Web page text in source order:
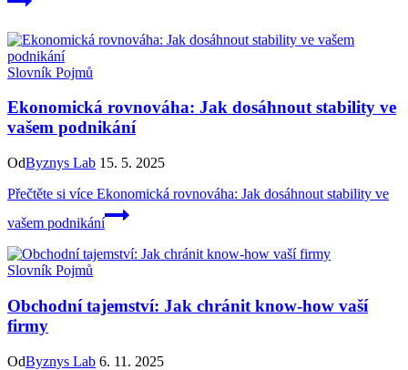
Slovník Pojmů
Ekonomická rovnováha: Jak dosáhnout stability ve
vašem podnikání
OdByznys Lab 15. 5. 2025
Přečtěte si více Ekonomická rovnováha: Jak dosáhnout stability ve
vašem podnikání
Slovník Pojmů
Obchodní tajemství: Jak chránit know-how vaší
firmy
OdByznys Lab 6. 11. 2025